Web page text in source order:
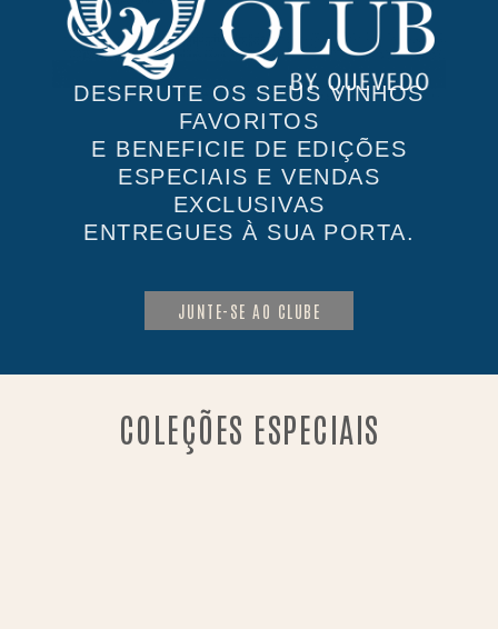
DESFRUTE OS SEUS VINHOS
FAVORITOS
E BENEFICIE DE EDIÇÕES
ESPECIAIS E VENDAS
EXCLUSIVAS
ENTREGUES À SUA PORTA.
JUNTE-SE AO CLUBE
COLEÇÕES ESPECIAIS